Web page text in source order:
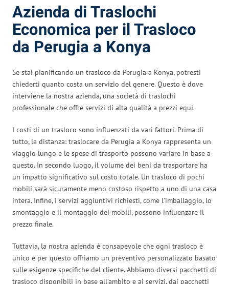
Azienda di Traslochi
Economica per il Trasloco
da Perugia a Konya
Se stai pianificando un trasloco da Perugia a Konya, potresti
chiederti quanto costa un servizio del genere. Questo è dove
interviene la nostra azienda, una società di traslochi
professionale che offre servizi di alta qualità a prezzi equi.
I costi di un trasloco sono influenzati da vari fattori. Prima di
tutto, la distanza: traslocare da Perugia a Konya rappresenta un
viaggio lungo e le spese di trasporto possono variare in base a
questo. In secondo luogo, il volume dei beni da trasportare ha
un impatto significativo sul costo totale. Un trasloco di pochi
mobili sarà sicuramente meno costoso rispetto a uno di una casa
intera. Infine, i servizi aggiuntivi richiesti, come l’imballaggio, lo
smontaggio e il montaggio dei mobili, possono influenzare il
prezzo finale.
Tuttavia, la nostra azienda è consapevole che ogni trasloco è
unico e per questo offriamo un preventivo personalizzato basato
sulle esigenze specifiche del cliente. Abbiamo diversi pacchetti di
trasloco disponibili in base all’ambito e ai servizi, dai pacchetti